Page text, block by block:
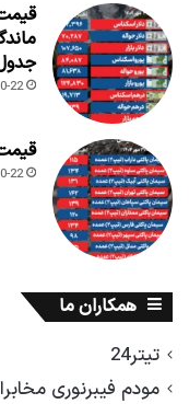
22
قیمت
22
همکاران ما
تیتر24
مودم فیبرنوری